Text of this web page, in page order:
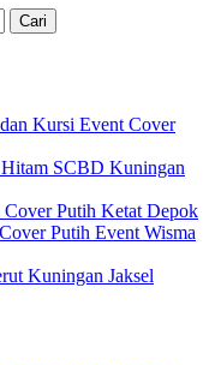
Kursi Event Cover
SCBD Kuningan
Putih Ketat Depok
Putih Event Wisma
Kuningan Jaksel